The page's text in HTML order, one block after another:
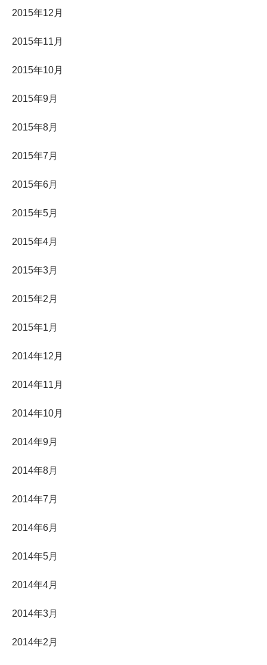
2015年12月
2015年11月
2015年10月
2015年9月
2015年8月
2015年7月
2015年6月
2015年5月
2015年4月
2015年3月
2015年2月
2015年1月
2014年12月
2014年11月
2014年10月
2014年9月
2014年8月
2014年7月
2014年6月
2014年5月
2014年4月
2014年3月
2014年2月